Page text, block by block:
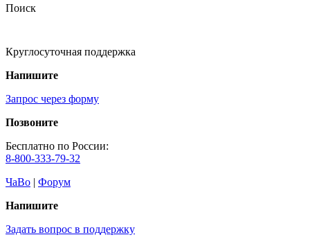
Поиск
Круглосуточная поддержка
Напишите
Запрос через форму
Позвоните
Бесплатно по России:
8-800-333-79-32
ЧаВо | Форум
Напишите
Задать вопрос в поддержку